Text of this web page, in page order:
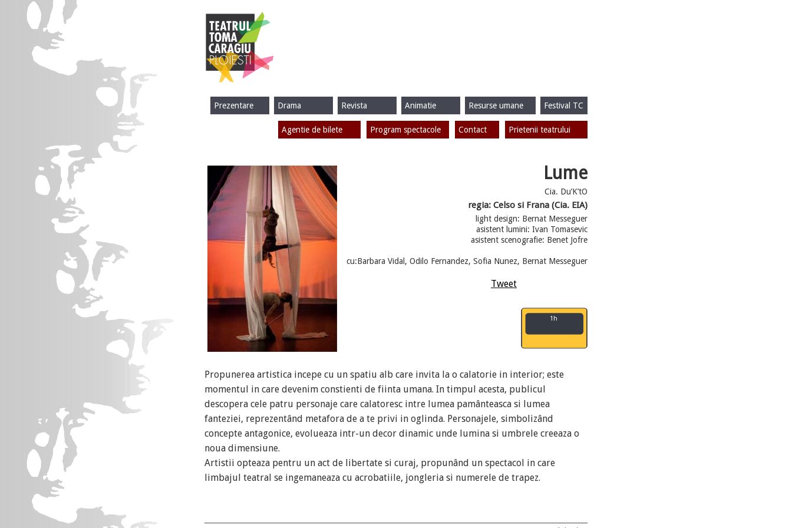
Festival TC
Resurse umane
Animatie
Revista
Drama
Prezentare
Prietenii teatrului
Contact
Program spectacole
Agentie de bilete
Lume
Cia. Du’K’tO
regia: Celso si Frana (Cia. EIA)
light design: Bernat Messeguer
asistent lumini: Ivan Tomasevic
asistent scenografie: Benet Jofre
cu:Barbara Vidal, Odilo Fernandez, Sofia Nunez, Bernat Messeguer
Tweet
1h
Propunerea artistica incepe cu un spatiu alb care invita la o calatorie in interior; este
momentul in care devenim constienti de fiinta umana. In timpul acesta, publicul
descopera cele patru personaje care calatoresc intre lumea pamânteasca si lumea
fanteziei, reprezentând metafora de a te privi in oglinda. Personajele, simbolizând
concepte antagonice, evolueaza intr-un decor dinamic unde lumina si umbrele creeaza o
noua dimensiune.
Artistii opteaza pentru un act de libertate si curaj, propunând un spectacol in care
limbajul teatral se ingemaneaza cu acrobatiile, jongleria si numerele de trapez.